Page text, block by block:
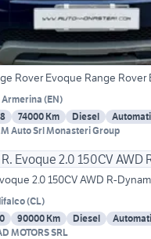
Rover Evoque Range Rover
Armerina (EN)
74000 Km Diesel
Auto Srl Monasteri Group
2.0 150CV AWD R-
(CL)
90000 Km Diesel
MOTORS SRL